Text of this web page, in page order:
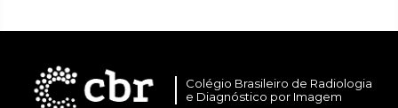
Colégio Brasileiro de Radiologia
e Diagnóstico por Imagem